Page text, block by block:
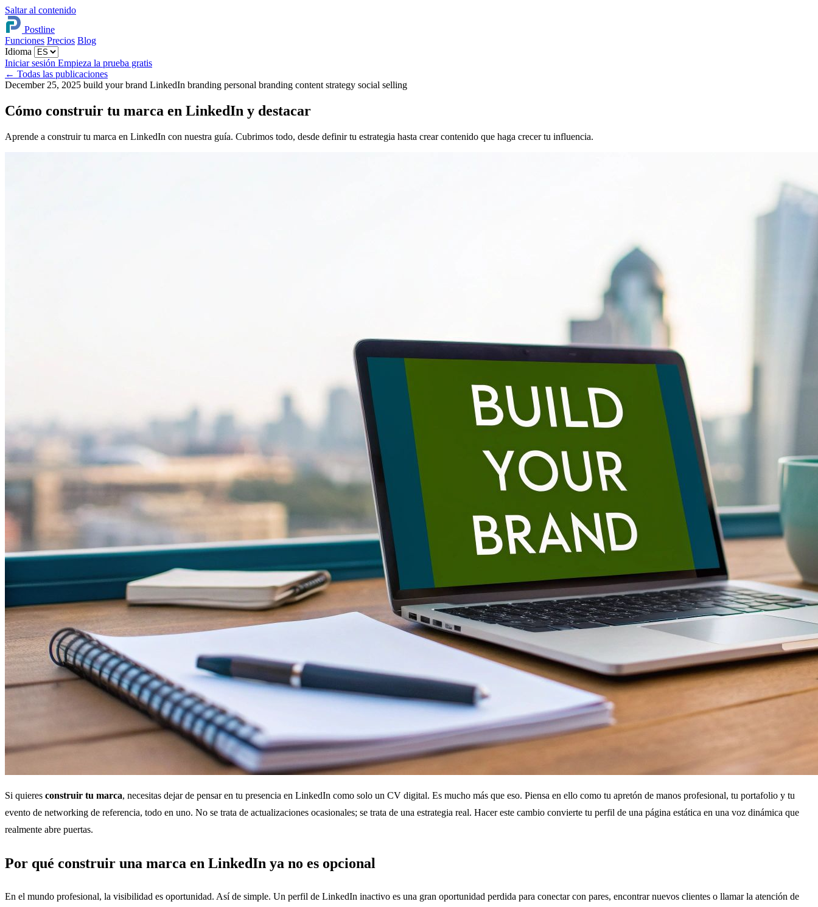
Saltar al contenido
Postline
Funciones Precios Blog
Idioma
Iniciar sesión Empieza la prueba gratis
← Todas las publicaciones
December 25, 2025 build your brand LinkedIn branding personal branding content strategy social selling
Cómo construir tu marca en LinkedIn y destacar
Aprende a construir tu marca en LinkedIn con nuestra guía. Cubrimos todo, desde definir tu estrategia hasta crear contenido que haga crecer tu influencia.
Si quieres construir tu marca, necesitas dejar de pensar en tu presencia en LinkedIn como solo un CV digital. Es mucho más que eso. Piensa en ello como tu apretón de manos profesional, tu portafolio y tu
evento de networking de referencia, todo en uno. No se trata de actualizaciones ocasionales; se trata de una estrategia real. Hacer este cambio convierte tu perfil de una página estática en una voz dinámica que
realmente abre puertas.
Por qué construir una marca en LinkedIn ya no es opcional
En el mundo profesional, la visibilidad es oportunidad. Así de simple. Un perfil de LinkedIn inactivo es una gran oportunidad perdida para conectar con pares, encontrar nuevos clientes o llamar la atención de